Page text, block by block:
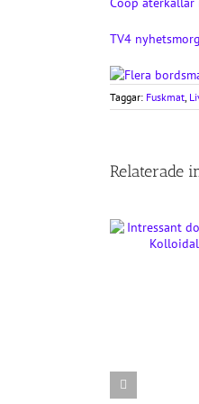
TV4
Taggar: Fuskmat,
Relaterade